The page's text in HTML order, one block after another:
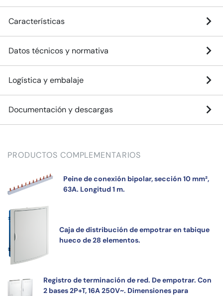
Características
Datos técnicos y normativa
Logística y embalaje
Documentación y descargas
PRODUCTOS COMPLEMENTARIOS
Peine de conexión bipolar, sección 10 mm²,
63A. Longitud 1 m.
Caja de distribución de empotrar en tabique
hueco de 28 elementos.
Registro de terminación de red. De empotrar. Con
2 bases 2P+T, 16A 250V~. Dimensiones para